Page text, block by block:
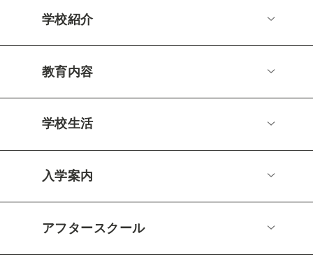
学校紹介
教育内容
学校生活
入学案内
アフタースクール